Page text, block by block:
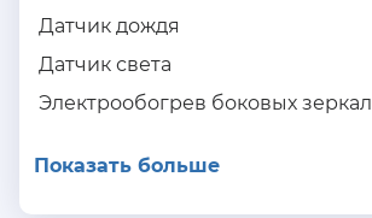
Датчик дождя
Датчик света
Электрообогрев боковых зеркал
Показать больше